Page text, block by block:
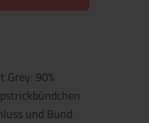
Grey: 90%
und Bund